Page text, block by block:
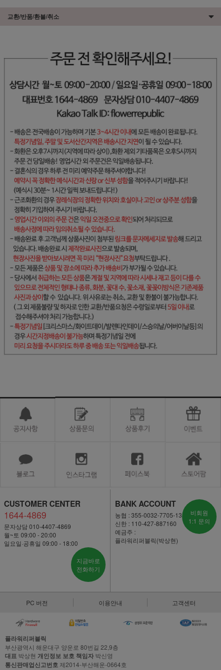
교환/반품/환불/취소
CUSTOMER CENTER
1644-4869
문자상담 010-4407-4869
월~토 09:00 - 20:00
일요일·공휴일 09:00 - 18:00
지금바로
전화하기
BANK ACCOUNT
농협 : 355-0032-7705-13
신한 : 110-427-887160
예금주 :
플라워리퍼블릭(박상현)
비회원
1:1 문의
PC 버전 이용안내 고객센터
플라워리퍼블릭
부산광역시 해운대구 양운로 80번길 22,9층
대표 박상현 개인정보 보호 책임자 박신영
통신판매업신고번호제2014-부산해운-0664호